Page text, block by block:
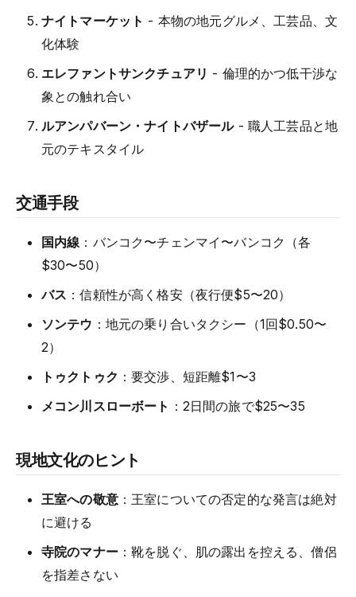
ナイトマーケット - 本物の地元グルメ、工芸品、文
化体験
エレファントサンクチュアリ - 倫理的かつ低干渉な
象との触れ合い
ルアンパバーン・ナイトバザール- 職人工芸品と地
元のテキスタイル
交通手段
国内線 ：バンコク〜チェンマイ〜バンコク（各
$30〜50）
バス ：信頼性が高く格安（夜行便$5〜20）
ソンテウ ：地元の乗り合いタクシー（1回$0.50〜
2）
トゥクトゥク ：要交渉、短距離$1〜3
メコン川スローボート ：2日間の旅で$25〜35
現地文化のヒント
王室への敬意：王室についての否定的な発言は絶対
に避ける
寺院のマナー：靴を脱ぐ、肌の露出を控える、僧侶
を指差さない